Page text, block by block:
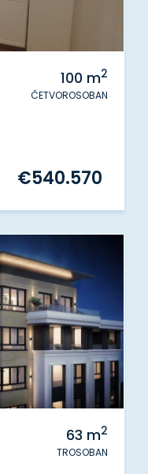
100 m2
ČETVOROSOBAN
€540.570
63 m2
TROSOBAN